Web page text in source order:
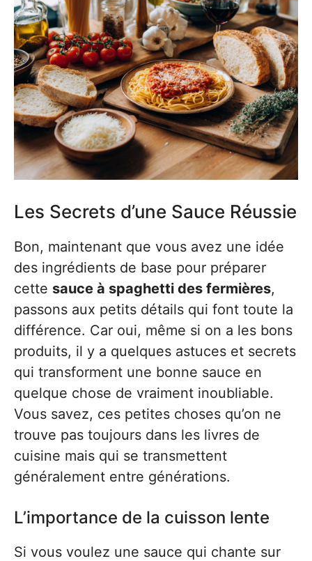
Les Secrets d’une Sauce Réussie
Bon, maintenant que vous avez une idée
des ingrédients de base pour préparer
cette sauce à spaghetti des fermières,
passons aux petits détails qui font toute la
différence. Car oui, même si on a les bons
produits, il y a quelques astuces et secrets
qui transforment une bonne sauce en
quelque chose de vraiment inoubliable.
Vous savez, ces petites choses qu’on ne
trouve pas toujours dans les livres de
cuisine mais qui se transmettent
généralement entre générations.
L’importance de la cuisson lente
Si vous voulez une sauce qui chante sur